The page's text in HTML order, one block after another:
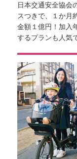
日本交通安全協会
スつきで、１か月
金額１億円！加入
するプランも人気